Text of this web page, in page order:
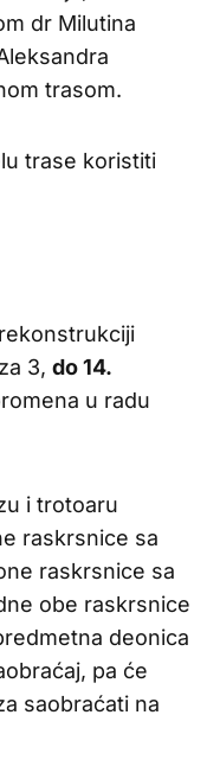
dr Milutina
trasom.
trase koristiti
3, do 14.
u radu
i trotoaru
raskrsnice sa
raskrsnice sa
obe raskrsnice
deonica
pa će
saobraćati na